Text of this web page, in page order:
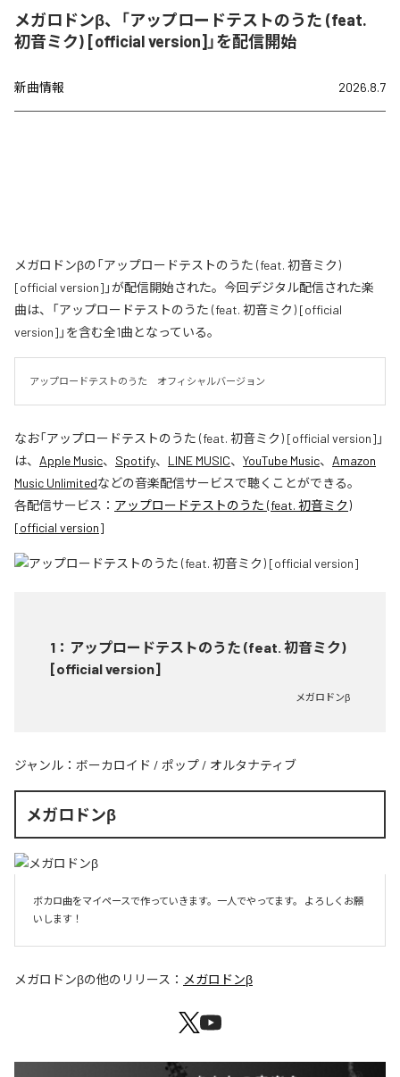
メガロドンβ、「アップロードテストのうた (feat.
初音ミク) [official version]」を配信開始
新曲情報 2026.8.7
メガロドンβの「アップロードテストのうた (feat. 初音ミク)
[official version]」が配信開始された。今回デジタル配信された楽
曲は、「アップロードテストのうた (feat. 初音ミク) [official
version]」を含む全1曲となっている。
アップロードテストのうた　オフィシャルバージョン
なお「アップロードテストのうた (feat. 初音ミク) [official version] 」
は、 Apple Music、 Spotify、 LINE MUSIC、 YouTube Music、 Amazon
Music Unlimitedなどの音楽配信サービスで聴くことができる。
各配信サービス： アップロードテストのうた (feat. 初音ミク)
[official version]
1 ： アップロードテストのうた (feat. 初音ミク)
[official version]
メガロドンβ
ジャンル： ボーカロイド / ポップ / オルタナティブ
メガロドンβ
ボカロ曲をマイペースで作っていきます。一人でやってます。 よろしくお願
いします！
メガロドンβの他のリリース： メガロドンβ